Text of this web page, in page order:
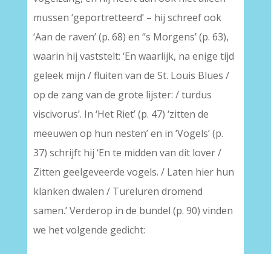
mussen ‘geportretteerd’ – hij schreef ook
‘Aan de raven’ (p. 68) en ‘’s Morgens’ (p. 63),
waarin hij vaststelt: ‘En waarlijk, na enige tijd
geleek mijn / fluiten van de St. Louis Blues /
op de zang van de grote lijster: / turdus
viscivorus’. In ‘Het Riet’ (p. 47) ‘zitten de
meeuwen op hun nesten’ en in ‘Vogels’ (p.
37) schrijft hij ‘En te midden van dit lover /
Zitten geelgeveerde vogels. / Laten hier hun
klanken dwalen / Tureluren dromend
samen.’ Verderop in de bundel (p. 90) vinden
we het volgende gedicht: